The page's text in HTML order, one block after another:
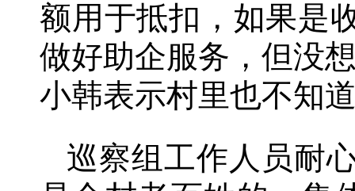
额用于抵扣，如果是
做好助企服务，但没
小韩表示村里也不知
巡察组工作人员耐